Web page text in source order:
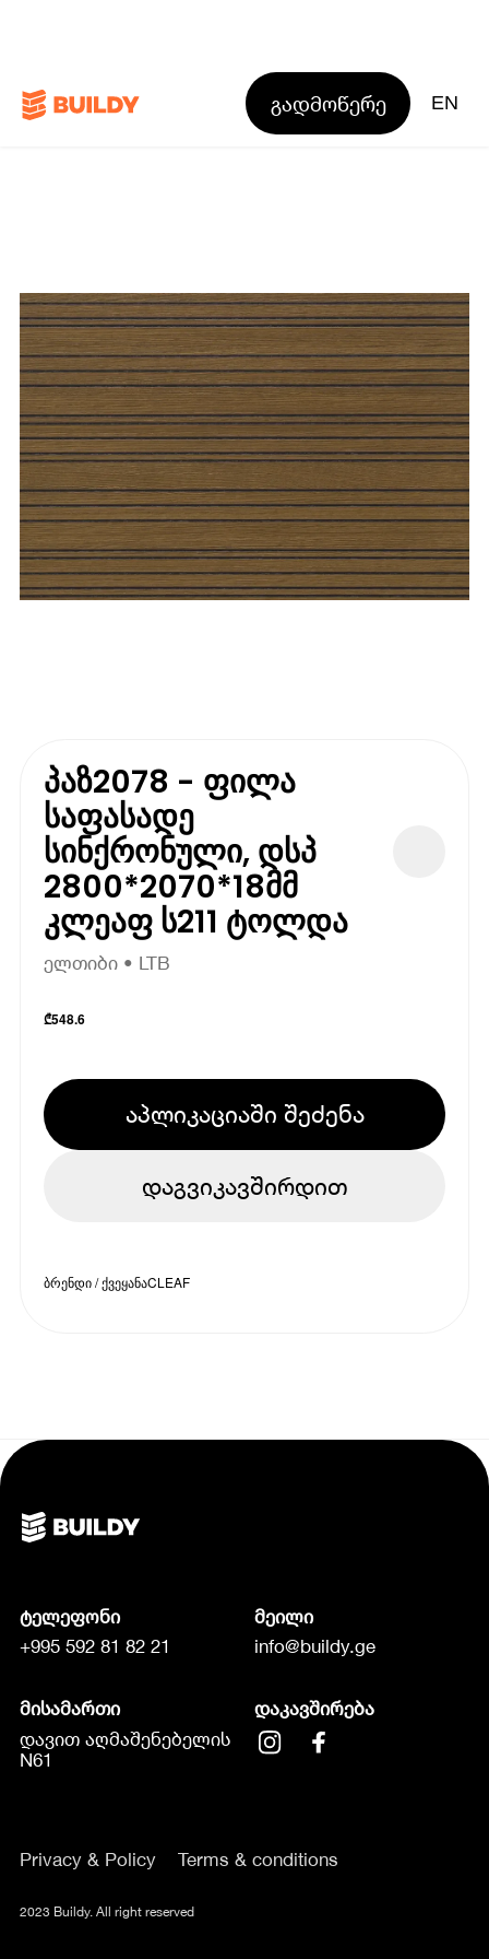
გადმოწერე EN
პაზ2078 - ფილა
საფასადე
სინქრონული, დსპ
2800*2070*18მმ
კლეაფ ს211 ტოლდა
ელთიბი • LTB
₾548.6
აპლიკაციაში შეძენა
დაგვიკავშირდით
ბრენდი / ქვეყანაCLEAF
ტელეფონი
+995 592 81 82 21
მეილი
info@buildy.ge
მისამართი
დავით აღმაშენებელის
N61
დაკავშირება
Privacy & Policy Terms & conditions
2023 Buildy. All right reserved